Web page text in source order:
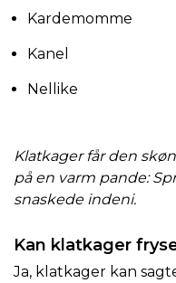
Kardemomme
Kanel
Nellike
Klatkager får den
på en varm pande:
snaskede indeni.
Kan klatkager
Ja, klatkager kan